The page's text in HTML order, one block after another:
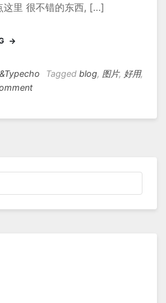
里 很不错的东西, […]
Tagged blog, 图片, 好用,
on
本
化
插